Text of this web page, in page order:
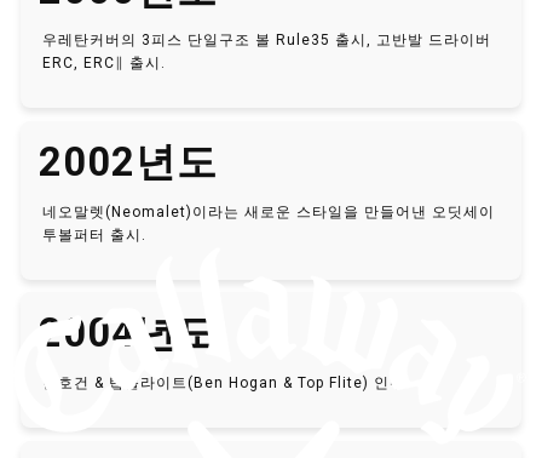
우레탄커버의 3피스 단일구조 볼 Rule35 출시, 고반발 드라이버
ERC, ERC∥ 출시.
2002년도
네오말렛(Neomalet)이라는 새로운 스타일을 만들어낸 오딧세이
투볼퍼터 출시.
2004년도
벤호건 & 탑플라이트(Ben Hogan & Top Flite) 인수.